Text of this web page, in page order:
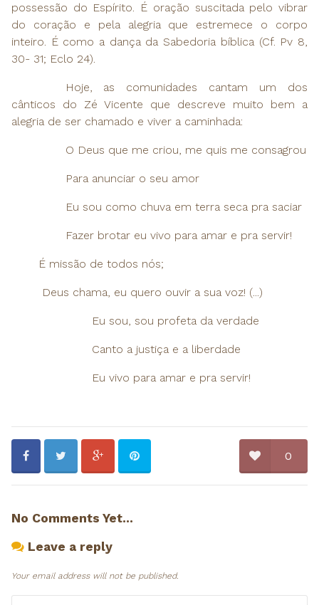
possessão do Espírito. É oração suscitada pelo vibrar
do coração e pela alegria que estremece o corpo
inteiro. É como a dança da Sabedoria bíblica (Cf. Pv 8,
30- 31; Eclo 24).
Hoje, as comunidades cantam um dos
cânticos do Zé Vicente que descreve muito bem a
alegria de ser chamado e viver a caminhada:
O Deus que me criou, me quis me consagrou
Para anunciar o seu amor
Eu sou como chuva em terra seca pra saciar
Fazer brotar eu vivo para amar e pra servir!
É missão de todos nós;
Deus chama, eu quero ouvir a sua voz! (...)
Eu sou, sou profeta da verdade
Canto a justiça e a liberdade
Eu vivo para amar e pra servir!
0
No Comments Yet...
Leave a reply
Your email address will not be published.